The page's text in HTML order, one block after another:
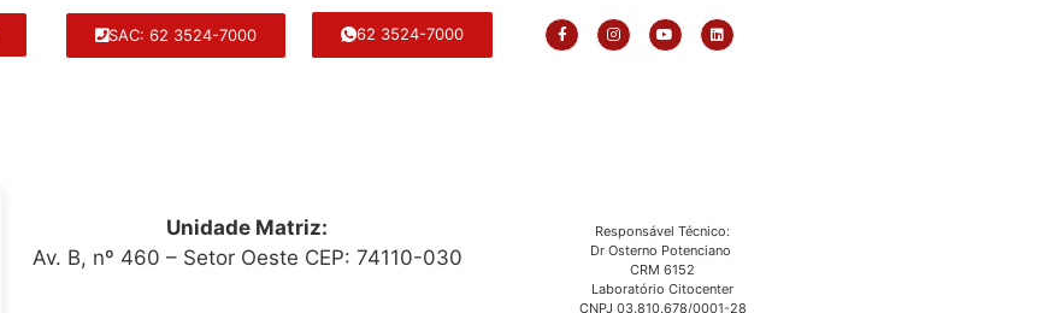
SAC: 62 3524-7000 62 3524-7000
Unidade Matriz:
Av. B, nº 460 – Setor Oeste CEP: 74110-030
Responsável Técnico:
Dr Osterno Potenciano
CRM 6152
Laboratório Citocenter
CNPJ 03.810.678/0001-28